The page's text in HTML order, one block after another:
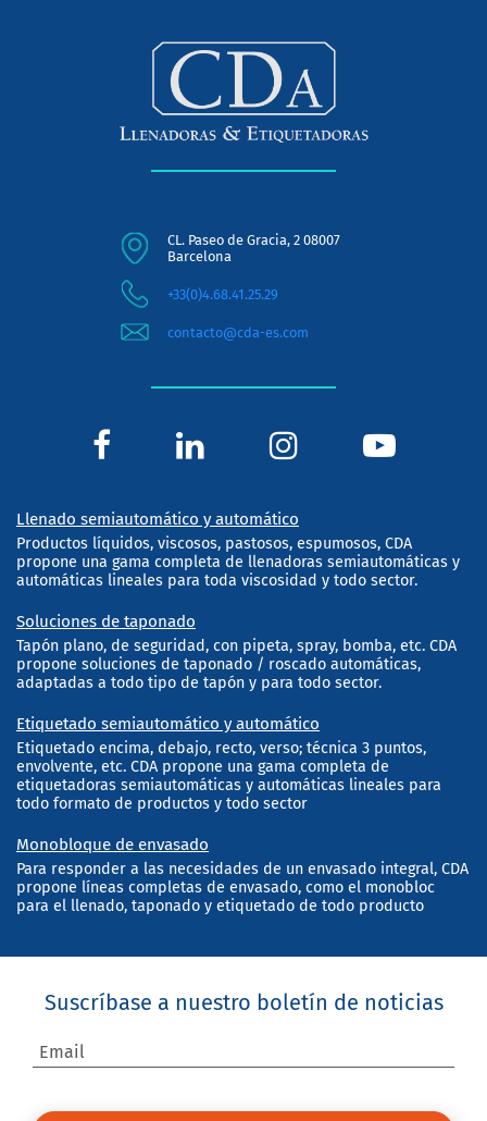
CL. Paseo de Gracia, 2 08007
Barcelona
+33(0)4.68.41.25.29
contacto@cda-es.com
Llenado semiautomático y automático
Productos líquidos, viscosos, pastosos, espumosos, CDA
propone una gama completa de llenadoras semiautomáticas y
automáticas lineales para toda viscosidad y todo sector.
Soluciones de taponado
Tapón plano, de seguridad, con pipeta, spray, bomba, etc. CDA
propone soluciones de taponado / roscado automáticas,
adaptadas a todo tipo de tapón y para todo sector.
Etiquetado semiautomático y automático
Etiquetado encima, debajo, recto, verso; técnica 3 puntos,
envolvente, etc. CDA propone una gama completa de
etiquetadoras semiautomáticas y automáticas lineales para
todo formato de productos y todo sector
Monobloque de envasado
Para responder a las necesidades de un envasado integral, CDA
propone líneas completas de envasado, como el monobloc
para el llenado, taponado y etiquetado de todo producto
Suscríbase a nuestro boletín de noticias
Email